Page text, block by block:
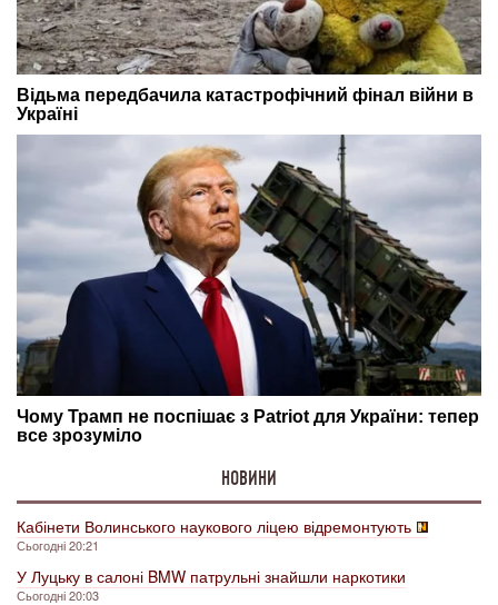
НОВИНИ
Кабінети Волинського наукового ліцею відремонтують
Сьогодні 20:21
У Луцьку в салоні BMW патрульні знайшли наркотики
Сьогодні 20:03